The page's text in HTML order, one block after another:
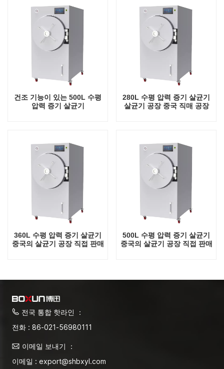
건조 기능이 있는 500L 수평
압력 증기 살균기
280L 수평 압력 증기 살균기
살균기 공장 중국 직매 공장
360L 수평 압력 증기 살균기
중국의 살균기 공장 직접 판매
500L 수평 압력 증기 살균기
중국의 살균기 공장 직접 판매
전국 통합 핫라인 ：
전화 : 86-021-56980111
이메일 보내기 ：
이메일 : export@shbxyl.com